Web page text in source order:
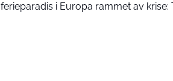
i Europa rammet av krise: